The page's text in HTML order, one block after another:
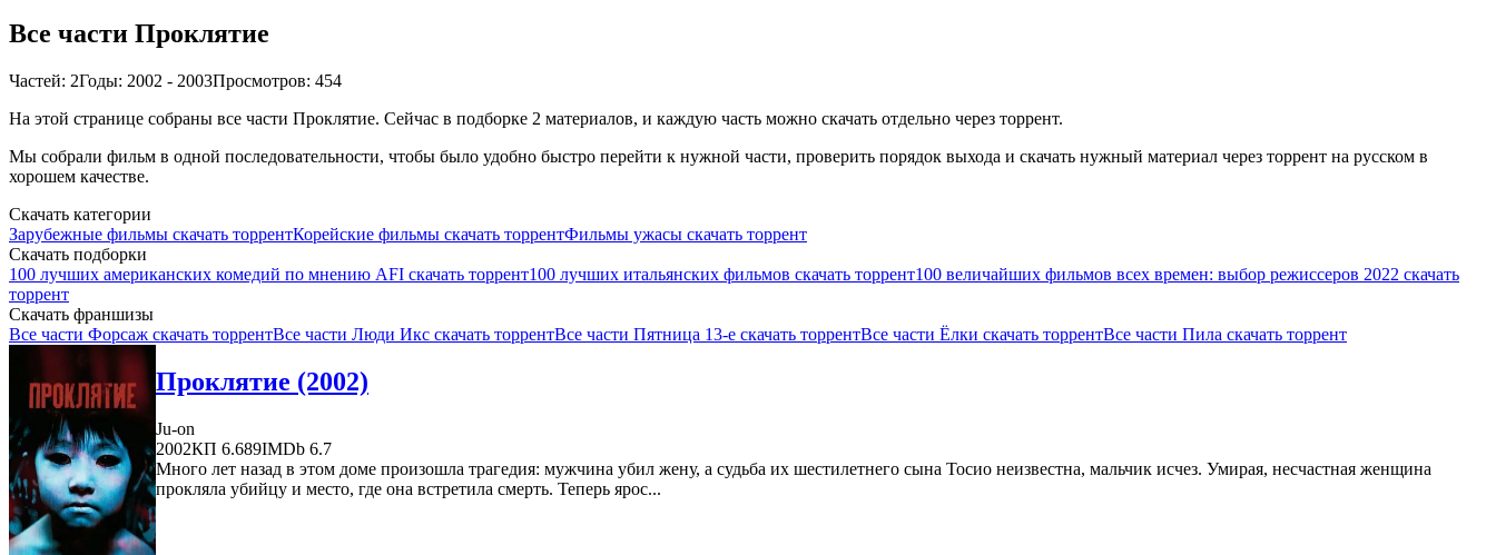
Все части Проклятие
Частей: 2Годы: 2002 - 2003Просмотров: 454
На этой странице собраны все части Проклятие. Сейчас в подборке 2 материалов, и каждую часть можно скачать отдельно через торрент.
Мы собрали фильм в одной последовательности, чтобы было удобно быстро перейти к нужной части, проверить порядок выхода и скачать нужный материал через торрент на русском в
хорошем качестве.
Скачать категории
Зарубежные фильмы скачать торрентКорейские фильмы скачать торрентФильмы ужасы скачать торрент
Скачать подборки
100 лучших американских комедий по мнению AFI скачать торрент100 лучших итальянских фильмов скачать торрент100 величайших фильмов всех времен: выбор режиссеров 2022 скачать
торрент
Скачать франшизы
Все части Форсаж скачать торрентВсе части Люди Икс скачать торрентВсе части Пятница 13-е скачать торрентВсе части Ёлки скачать торрентВсе части Пила скачать торрент
Проклятие (2002)
Ju-on
2002КП 6.689IMDb 6.7
Много лет назад в этом доме произошла трагедия: мужчина убил жену, а судьба их шестилетнего сына Тосио неизвестна, мальчик исчез. Умирая, несчастная женщина
прокляла убийцу и место, где она встретила смерть. Теперь ярос...